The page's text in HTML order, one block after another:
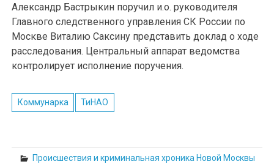
Александр Бастрыкин поручил и.о. руководителя
Главного следственного управления СК России по
Москве Виталию Саксину представить доклад о ходе
расследования. Центральный аппарат ведомства
контролирует исполнение поручения.
Коммунарка ТиНАО
Происшествия и криминальная хроника Новой Москвы